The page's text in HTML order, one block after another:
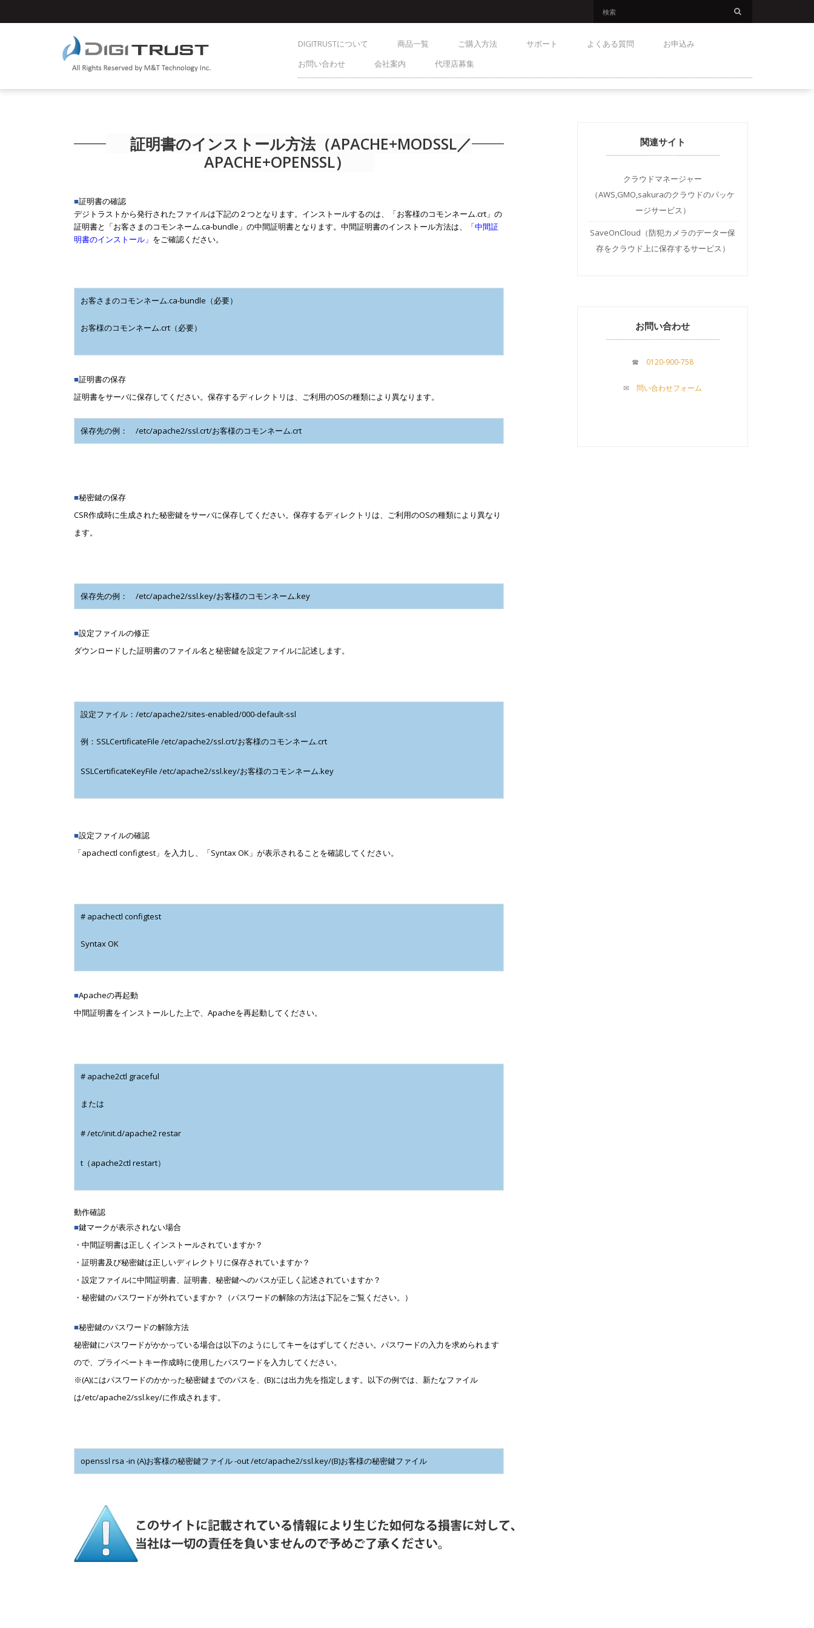
DIGITRUSTについて 商品一覧 ご購入方法 サポート よくある質問
お申込み
お問い合わせ
会社案内 代理店募集
証明書のインストール方法（APACHE+MODSSL／
APACHE+OPENSSL）
■証明書の確認
デジトラストから発行されたファイルは下記の２つとなります。インストールするのは、「お客様のコモンネーム.crt」の
証明書と「お客さまのコモンネーム.ca-bundle」の中間証明書となります。中間証明書のインストール方法は、
「中間証
明書のインストール」 をご確認ください。
お客さまのコモンネーム.ca-bundle（必要）
お客様のコモンネーム.crt（必要）
■証明書の保存
証明書をサーバに保存してください。保存するディレクトリは、ご利用のOSの種類により異なります。
保存先の例： /etc/apache2/ssl.crt/お客様のコモンネーム.crt
■秘密鍵の保存
CSR作成時に生成された秘密鍵をサーバに保存してください。保存するディレクトリは、ご利用のOSの種類により異なり
ます。
保存先の例： /etc/apache2/ssl.key/お客様のコモンネーム.key
■設定ファイルの修正
ダウンロードした証明書のファイル名と秘密鍵を設定ファイルに記述します。
設定ファイル：/etc/apache2/sites-enabled/000-default-ssl
例：SSLCertificateFile /etc/apache2/ssl.crt/お客様のコモンネーム.crt
SSLCertificateKeyFile /etc/apache2/ssl.key/お客様のコモンネーム.key
■設定ファイルの確認
「apachectl configtest」を入力し、「Syntax OK」が表示されることを確認してください。
# apachectl configtest
Syntax OK
■Apacheの再起動
中間証明書をインストールした上で、Apacheを再起動してください。
# apache2ctl graceful
または
# /etc/init.d/apache2 restar
t（apache2ctl restart）
動作確認
■鍵マークが表示されない場合
・中間証明書は正しくインストールされていますか？
・証明書及び秘密鍵は正しいディレクトリに保存されていますか？
・設定ファイルに中間証明書、証明書、秘密鍵へのパスが正しく記述されていますか？
・秘密鍵のパスワードが外れていますか？（パスワードの解除の方法は下記をご覧ください。）
■秘密鍵のパスワードの解除方法
秘密鍵にパスワードがかかっている場合は以下のようにしてキーをはずしてください。パスワードの入力を求められます
ので、プライベートキー作成時に使用したパスワードを入力してください。
※(A)にはパスワードのかかった秘密鍵までのパスを、(B)には出力先を指定します。以下の例では、新たなファイル
は/etc/apache2/ssl.key/に作成されます。
openssl rsa -in (A)お客様の秘密鍵ファイル -out /etc/apache2/ssl.key/(B)お客様の秘密鍵ファイル
関連サイト
クラウドマネージャー
（AWS,GMO,sakuraのクラウドのパッケ
ージサービス）
SaveOnCloud（防犯カメラのデーター保
存をクラウド上に保存するサービス）
お問い合わせ
☎ 0120-900-758
✉ 問い合わせフォーム